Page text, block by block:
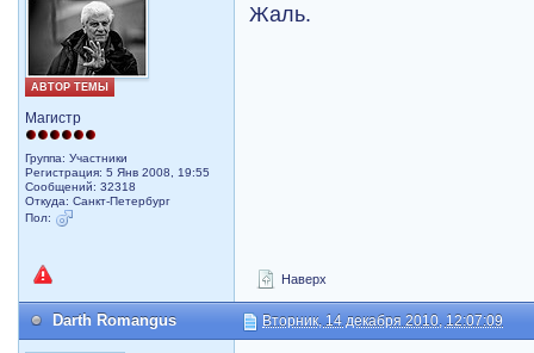
АВТОР ТЕМЫ
Магистр
Группа: Участники
Регистрация: 5 Янв 2008, 19:55
Сообщений: 32318
Откуда: Санкт-Петербург
Пол:
Жаль.
Наверх
Darth Romangus Вторник, 14 декабря 2010, 12:07:09